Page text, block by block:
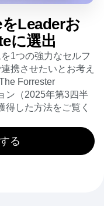
Leaderお
に選出
1つの強力なセルフ
携させたいとお考え
Forrester
ン（2025年第3四半
得した方法をご覧く
る